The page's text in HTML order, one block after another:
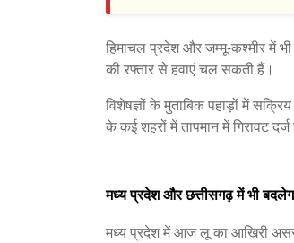
हिमाचल प्रदेश और जम्मू-कश्मीर में
की रफ्तार से हवाएं चल सकती हैं।
विशेषज्ञों के मुताबिक पहाड़ों में
के कई शहरों में तापमान में गिरावट
मध्य प्रदेश और छत्तीसगढ़ में भी
मध्य प्रदेश में आज लू का आखिरी